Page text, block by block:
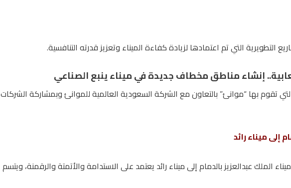
التطويرية التي تم اعتمادها لزيادة كفاءة الميناء وتعزيز قدرته التنافسية.
إنشاء مناطق مخطاف جديدة في ميناء ينبع الصناعي
تقوم بها “موانئ” بالتعاون مع الشركة السعودية العالمية للموانئ وبمشاركة الشركات
إلى ميناء رائد
الملك عبدالعزيز بالدمام إلى ميناء رائد يعتمد على الاستدامة والأتمتة والرقمنة، ويتسم